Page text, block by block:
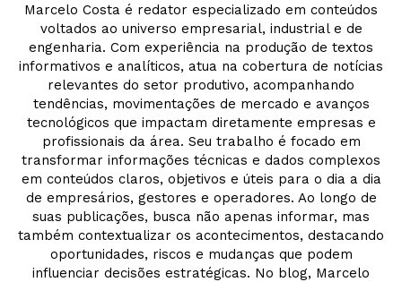
Marcelo Costa é redator especializado em conteúdos
voltados ao universo empresarial, industrial e de
engenharia. Com experiência na produção de textos
informativos e analíticos, atua na cobertura de notícias
relevantes do setor produtivo, acompanhando
tendências, movimentações de mercado e avanços
tecnológicos que impactam diretamente empresas e
profissionais da área. Seu trabalho é focado em
transformar informações técnicas e dados complexos
em conteúdos claros, objetivos e úteis para o dia a dia
de empresários, gestores e operadores. Ao longo de
suas publicações, busca não apenas informar, mas
também contextualizar os acontecimentos, destacando
oportunidades, riscos e mudanças que podem
influenciar decisões estratégicas. No blog, Marcelo